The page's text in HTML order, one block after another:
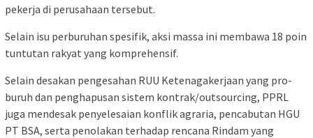
pekerja di perusahaan tersebut.
Selain isu perburuhan spesifik, aksi massa ini membawa 18 poin
tuntutan rakyat yang komprehensif.
Selain desakan pengesahan RUU Ketenagakerjaan yang pro-
buruh dan penghapusan sistem kontrak/outsourcing, PPRL
juga mendesak penyelesaian konflik agraria, pencabutan HGU
PT BSA, serta penolakan terhadap rencana Rindam yang